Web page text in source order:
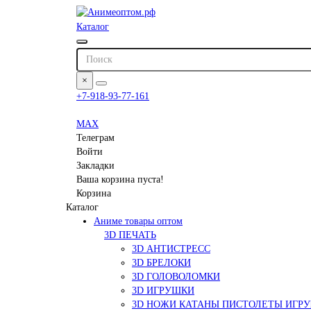
Каталог
×
+7-918-93-77-161
MAX
Телеграм
Войти
Закладки
Ваша корзина пуста!
Корзина
Каталог
Аниме товары оптом
3D ПЕЧАТЬ
3D АНТИСТРЕСС
3D БРЕЛОКИ
3D ГОЛОВОЛОМКИ
3D ИГРУШКИ
3D НОЖИ КАТАНЫ ПИСТОЛЕТЫ